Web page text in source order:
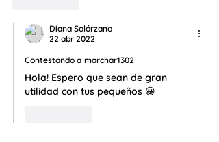
Diana Solórzano
22 abr 2022
Contestando a marchar1302
Hola! Espero que sean de gran
utilidad con tus pequeños 😀